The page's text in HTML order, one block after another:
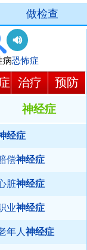
做检查
病恐怖症
治疗 预防
神经症
经症
偿神经症
脏神经症
业神经症
年人 神经症